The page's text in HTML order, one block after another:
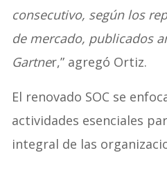
consecutivo, según los
de mercado, publicados
Gartner,” agregó Ortiz.
El renovado SOC se
actividades esenciales
integral de las